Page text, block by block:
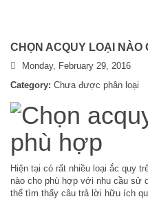
CHỌN ACQUY LOẠI NÀO
Monday, February 29, 2016
Category: Chưa được phân loại
Hiện tại có rất nhiều loại ắc quy
nào cho phù hợp với nhu cầu sử
thể tìm thấy câu trả lời hữu ích